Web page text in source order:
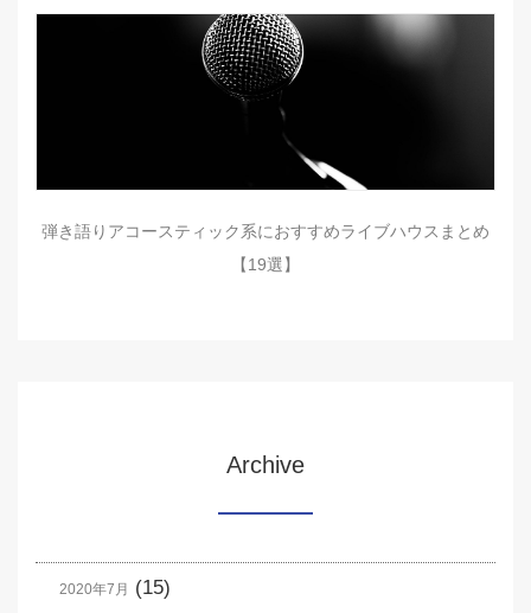
弾き語りアコースティック系におすすめライブハウスまとめ
【19選】
Archive
2020年7月 (15)